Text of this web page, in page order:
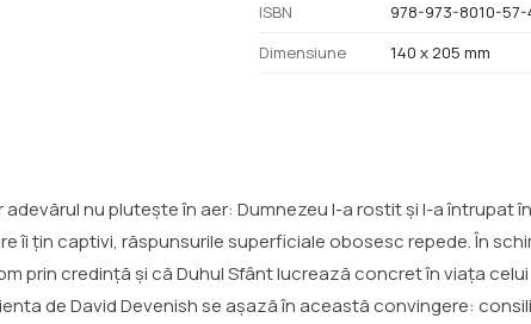
ISBN
978-973-8010-57-
Dimensiune
140 x 205 mm
nu plutește în aer: Dumnezeu l-a rostit și l-a întrupat
îi țin captivi, răspunsurile superficiale obosesc repede. În
prin credință și că Duhul Sfânt lucrează concret în viața
de David Devenish se așază în această convingere: